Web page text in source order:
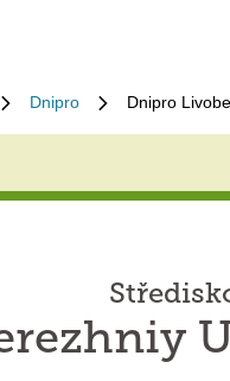
Dnipro Dnipro